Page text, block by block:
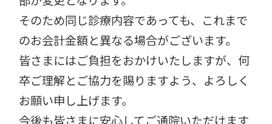
そのため同じ診療内容であっても、これまで
のお会計金額と異なる場合がございます。
皆さまにはご負担をおかけいたしますが、何
卒ご理解とご協力を賜りますよう、よろしく
お願い申し上げます。